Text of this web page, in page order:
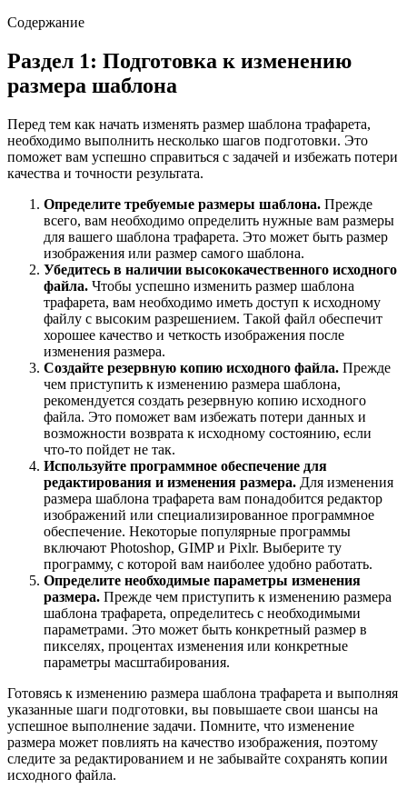
Содержание
Раздел 1: Подготовка к изменению
размера шаблона
Перед тем как начать изменять размер шаблона трафарета,
необходимо выполнить несколько шагов подготовки. Это
поможет вам успешно справиться с задачей и избежать потери
качества и точности результата.
Определите требуемые размеры шаблона. Прежде
всего, вам необходимо определить нужные вам размеры
для вашего шаблона трафарета. Это может быть размер
изображения или размер самого шаблона.
Убедитесь в наличии высококачественного исходного
файла. Чтобы успешно изменить размер шаблона
трафарета, вам необходимо иметь доступ к исходному
файлу с высоким разрешением. Такой файл обеспечит
хорошее качество и четкость изображения после
изменения размера.
Создайте резервную копию исходного файла. Прежде
чем приступить к изменению размера шаблона,
рекомендуется создать резервную копию исходного
файла. Это поможет вам избежать потери данных и
возможности возврата к исходному состоянию, если
что-то пойдет не так.
Используйте программное обеспечение для
редактирования и изменения размера. Для изменения
размера шаблона трафарета вам понадобится редактор
изображений или специализированное программное
обеспечение. Некоторые популярные программы
включают Photoshop, GIMP и Pixlr. Выберите ту
программу, с которой вам наиболее удобно работать.
Определите необходимые параметры изменения
размера. Прежде чем приступить к изменению размера
шаблона трафарета, определитесь с необходимыми
параметрами. Это может быть конкретный размер в
пикселях, процентах изменения или конкретные
параметры масштабирования.
Готовясь к изменению размера шаблона трафарета и выполняя
указанные шаги подготовки, вы повышаете свои шансы на
успешное выполнение задачи. Помните, что изменение
размера может повлиять на качество изображения, поэтому
следите за редактированием и не забывайте сохранять копии
исходного файла.